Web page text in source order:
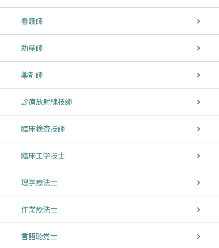
看護師
助産師
薬剤師
診療放射線技師
臨床検査技師
臨床工学技士
理学療法士
作業療法士
言語聴覚士